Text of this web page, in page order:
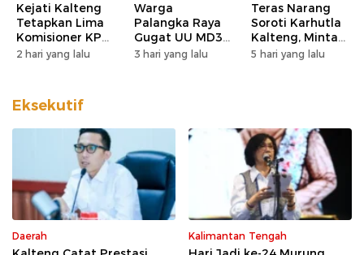
Kejati Kalteng
Tetapkan Lima
Komisioner KPU
Kotim sebagai
2 hari yang lalu
Warga
Palangka Raya
Gugat UU MD3
dan UU P3 ke
3 hari yang lalu
Teras Narang
Soroti Karhutla
Kalteng, Minta
Pengawasan
5 hari yang lalu
Eksekutif
Daerah Kalimantan Tengah